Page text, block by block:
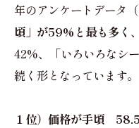
年のアンケートデータ（
頃」が59%と最も多く
42%、「いろいろなシ
続く形となっています。
１位）価格が手頃